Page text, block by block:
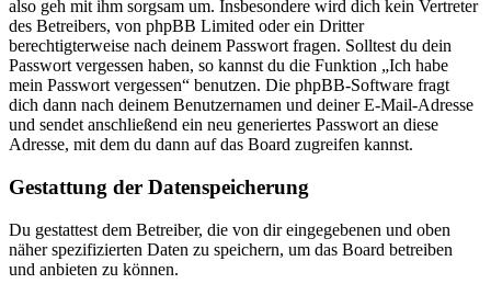
also geh mit ihm sorgsam um. Insbesondere wird dich kein Vertreter
des Betreibers, von phpBB Limited oder ein Dritter
berechtigterweise nach deinem Passwort fragen. Solltest du dein
Passwort vergessen haben, so kannst du die Funktion „Ich habe
mein Passwort vergessen“ benutzen. Die phpBB-Software fragt
dich dann nach deinem Benutzernamen und deiner E-Mail-Adresse
und sendet anschließend ein neu generiertes Passwort an diese
Adresse, mit dem du dann auf das Board zugreifen kannst.
Gestattung der Datenspeicherung
Du gestattest dem Betreiber, die von dir eingegebenen und oben
näher spezifizierten Daten zu speichern, um das Board betreiben
und anbieten zu können.